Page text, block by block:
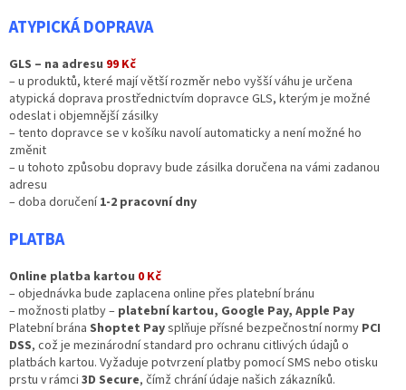
ATYPICKÁ DOPRAVA
GLS – na adresu 99 Kč
– u produktů, které mají větší rozměr nebo vyšší váhu je určena
atypická doprava prostřednictvím dopravce GLS, kterým je možné
odeslat i objemnější zásilky
– tento dopravce se v košíku navolí automaticky a není možné ho
změnit
– u tohoto způsobu dopravy bude zásilka doručena na vámi zadanou
adresu
– doba doručení1-2 pracovní dny
PLATBA
Online platba kartou 0 Kč
– objednávka bude zaplacena online přes platební bránu
– možnosti platby – platební kartou, Google Pay, Apple Pay
Platební brána Shoptet Paysplňuje přísné bezpečnostní normy PCI
DSS, což je mezinárodní standard pro ochranu citlivých údajů o
platbách kartou. Vyžaduje potvrzení platby pomocí SMS nebo otisku
prstu v rámci 3D Secure, čímž chrání údaje našich zákazníků.